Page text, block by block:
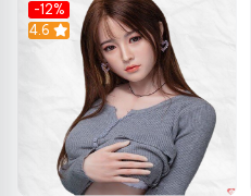
-12%
Hot
4.6